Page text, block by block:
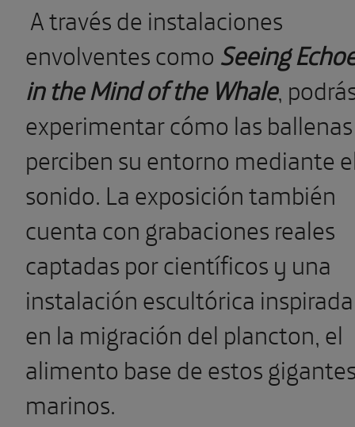
A través de instalaciones
envolventes como Seeing
in the Mind of the Whale,
experimentar cómo las ballenas
perciben su entorno mediante
sonido. La exposición también
cuenta con grabaciones reales
captadas por científicos y una
instalación escultórica inspirada
en la migración del plancton, el
alimento base de estos
marinos.